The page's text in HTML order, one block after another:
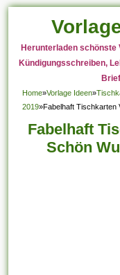
Herunterladen schönste
Kündigungsschreiben,
Home»Vorlage Ideen»
2019»Fabelhaft Tischkarten
Fabelhaft
Schön